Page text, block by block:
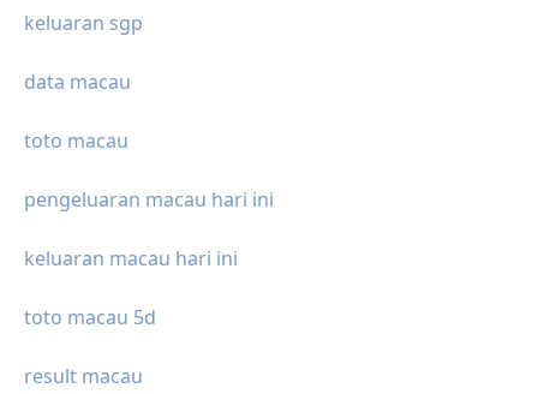
keluaran sgp
data macau
toto macau
pengeluaran macau hari ini
keluaran macau hari ini
toto macau 5d
result macau